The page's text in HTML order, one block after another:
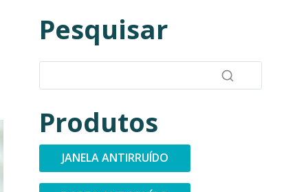
Pesquisar
Produtos
JANELA ANTIRRUÍDO